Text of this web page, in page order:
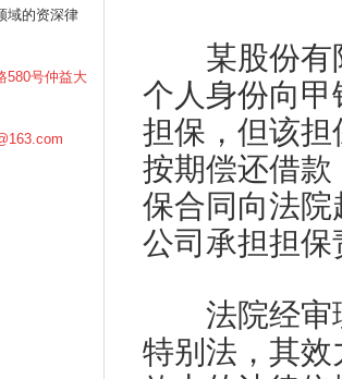
域的资深律
580号仲益大
某股份有限
个人身份向
担保，但该
按期偿还借
保合同向法
公司承担担保
法院经审理
特别法，其